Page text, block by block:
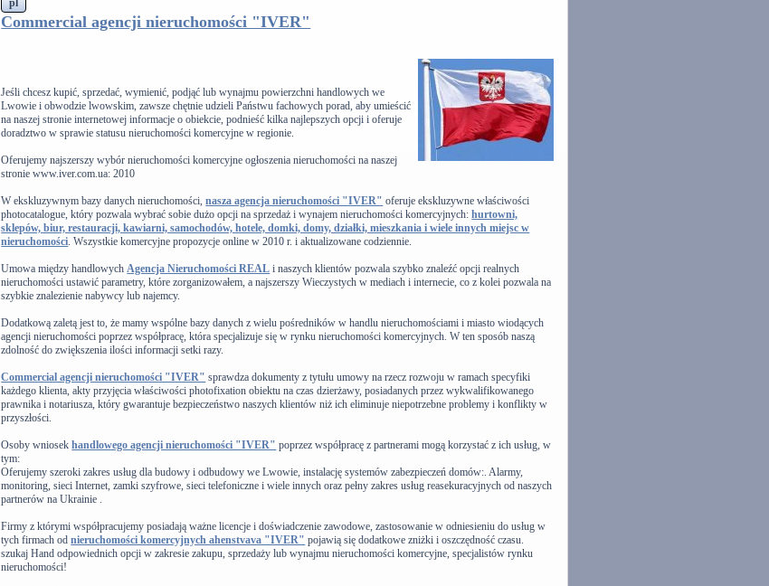
pl
Commercial agencji nieruchomości "IVER"
Jeśli chcesz kupić, sprzedać, wymienić, podjąć lub wynajmu powierzchni handlowych we
Lwowie i obwodzie lwowskim, zawsze chętnie udzieli Państwu fachowych porad, aby umieścić
na naszej stronie internetowej informacje o obiekcie, podnieść kilka najlepszych opcji i oferuje
doradztwo w sprawie statusu nieruchomości komercyjne w regionie.
Oferujemy najszerszy wybór nieruchomości komercyjne ogłoszenia nieruchomości na naszej
stronie www.iver.com.ua: 2010
W ekskluzywnym bazy danych nieruchomości,nasza agencja nieruchomości "IVER" oferuje ekskluzywne właściwości
photocatalogue, który pozwala wybrać sobie dużo opcji na sprzedaż i wynajem nieruchomości komercyjnych:hurtowni,
sklepów, biur, restauracji, kawiarni, samochodów, hotele, domki, domy, działki, mieszkania i wiele innych miejsc w
nieruchomości. Wszystkie komercyjne propozycje online w 2010 r. i aktualizowane codziennie.
Umowa między handlowychAgencja Nieruchomości REAL i naszych klientów pozwala szybko znaleźć opcji realnych
nieruchomości ustawić parametry, które zorganizowałem, a najszerszy Wieczystych w mediach i internecie, co z kolei pozwala na
szybkie znalezienie nabywcy lub najemcy.
Dodatkową zaletą jest to, że mamy wspólne bazy danych z wielu pośredników w handlu nieruchomościami i miasto wiodących
agencji nieruchomości poprzez współpracę, która specjalizuje się w rynku nieruchomości komercyjnych. W ten sposób naszą
zdolność do zwiększenia ilości informacji setki razy.
Commercial agencji nieruchomości "IVER" sprawdza dokumenty z tytułu umowy na rzecz rozwoju w ramach specyfiki
każdego klienta, akty przyjęcia właściwości photofixation obiektu na czas dzierżawy, posiadanych przez wykwalifikowanego
prawnika i notariusza, który gwarantuje bezpieczeństwo naszych klientów niż ich eliminuje niepotrzebne problemy i konflikty w
przyszłości.
Osoby wniosekhandlowego agencji nieruchomości "IVER" poprzez współpracę z partnerami mogą korzystać z ich usług, w
tym:
Oferujemy szeroki zakres usług dla budowy i odbudowy we Lwowie, instalację systemów zabezpieczeń domów:. Alarmy,
monitoring, sieci Internet, zamki szyfrowe, sieci telefoniczne i wiele innych oraz pełny zakres usług reasekuracyjnych od naszych
partnerów na Ukrainie .
Firmy z którymi współpracujemy posiadają ważne licencje i doświadczenie zawodowe, zastosowanie w odniesieniu do usług w
tych firmach odnieruchomości komercyjnych ahenstvava "IVER" pojawią się dodatkowe zniżki i oszczędność czasu.
szukaj Hand odpowiednich opcji w zakresie zakupu, sprzedaży lub wynajmu nieruchomości komercyjne, specjalistów rynku
nieruchomości!